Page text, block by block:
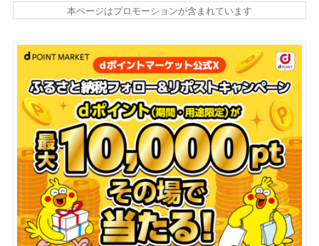
本ページはプロモーションが含まれています